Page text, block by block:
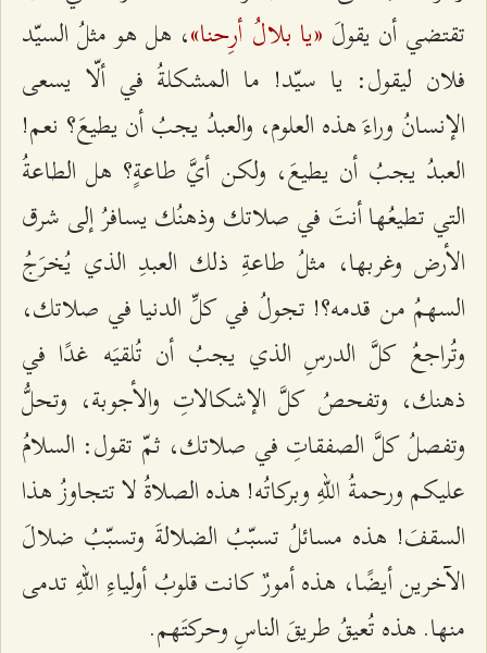
تقتضي أن يقولَ «يا بلالُ أرِحنا»، هل هو مثلُ السيّد
فلان ليقول: يا سيّد! ما المشكلةُ في ألّا يسعى
الإنسانُ وراءَ هذه العلوم، والعبدُ يجبُ أن يطيعَ؟ نعم!
العبدُ يجبُ أن يطيعَ، ولكن أيَّ طاعةٍ؟ هل الطاعةُ
التي تطيعُها أنتَ في صلاتك وذهنُك يسافرُ إلى شرق
الأرض وغربها، مثلُ طاعةِ ذلك العبدِ الذي يُخرَجُ
السهمُ من قدمه؟! تجولُ في كلِّ الدنيا في صلاتك،
وتُراجعُ كلَّ الدرسِ الذي يجبُ أن تُلقيَه غدًا في
ذهنك، وتفحصُ كلَّ الإشكالاتِ والأجوبة، وتحلُّ
وتفصلُ كلَّ الصفقاتِ في صلاتك، ثمّ تقول: السلامُ
عليكم ورحمةُ اللهِ وبركاتُه! هذه الصلاةُ لا تتجاوزُ هذا
السقفَ! هذه مسائلُ تسبّبُ الضلالةَ وتسبّبُ ضلالَ
الآخرين أيضًا، هذه أمورٌ كانت قلوبُ أولياءِ اللهِ تدمى
منها. هذه تُعيقُ طريقَ الناسِ وحركتَهم.